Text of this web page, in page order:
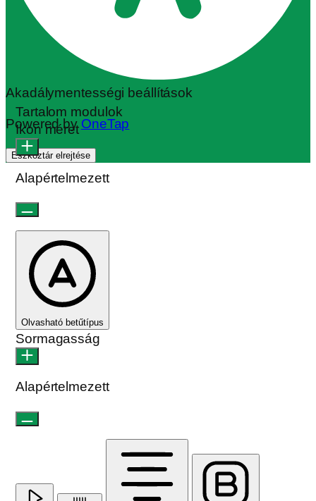
Akadálymentességi beállítások
Powered byOneTap
Eszköztár elrejtése
Tartalom modulok
Ikon méret
Alapértelmezett
Olvasható betűtípus
Sormagasság
Alapértelmezett